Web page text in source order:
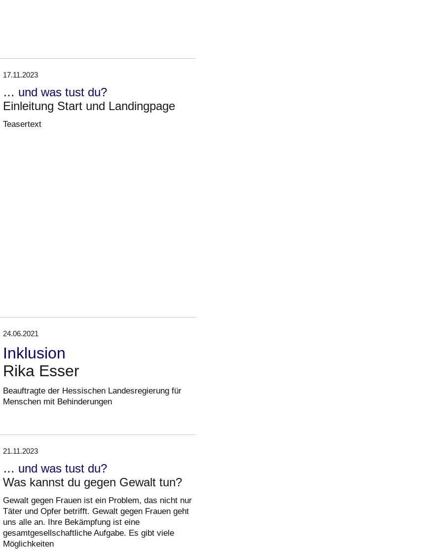
17.11.2023
… und was tust du?
Einleitung Start und Landingpage
Teasertext
24.06.2021
Inklusion
Rika Esser
Beauftragte der Hessischen Landesregierung für
Menschen mit Behinderungen
21.11.2023
… und was tust du?
Was kannst du gegen Gewalt tun?
Gewalt gegen Frauen ist ein Problem, das nicht nur
Täter und Opfer betrifft. Gewalt gegen Frauen geht
uns alle an. Ihre Bekämpfung ist eine
gesamtgesellschaftliche Aufgabe. Es gibt viele
Möglichkeiten